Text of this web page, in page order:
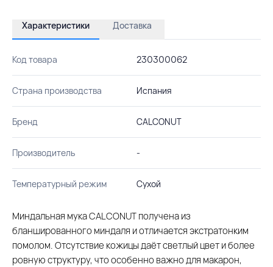
Характеристики Доставка
Код товара 230300062
Страна производства Испания
Бренд CALCONUT
Производитель -
Температурный режим Сухой
Миндальная мука CALCONUT получена из
бланшированного миндаля и отличается экстратонким
помолом. Отсутствие кожицы даёт светлый цвет и более
ровную структуру, что особенно важно для макарон,